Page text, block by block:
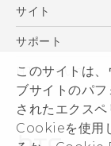
このサイトは
ブサイトのパ
されたエクス
Cookieを使用
スマートフォン
サイト
HTC Dev
HTC Research
サポート
サポートセンタ
発送状況
サポート
保証規定
HTCについて
ESG
製品のセキュリ